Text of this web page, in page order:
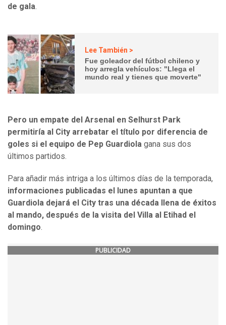
de gala.
Lee También >
Fue goleador del fútbol chileno y
hoy arregla vehículos: "Llega el
mundo real y tienes que moverte"
Pero un empate del Arsenal en Selhurst Park
permitiría al City arrebatar el título por diferencia de
goles si el equipo de Pep Guardiola gana sus dos
últimos partidos.
Para añadir más intriga a los últimos días de la temporada,
informaciones publicadas el lunes apuntan a que
Guardiola dejará el City tras una década llena de éxitos
al mando, después de la visita del Villa al Etihad el
domingo.
PUBLICIDAD